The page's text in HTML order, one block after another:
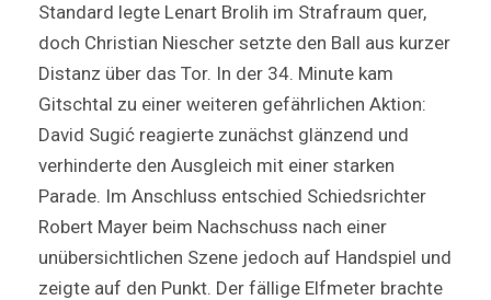
Standard legte Lenart Brolih im Strafraum quer,
doch Christian Niescher setzte den Ball aus kurzer
Distanz über das Tor. In der 34. Minute kam
Gitschtal zu einer weiteren gefährlichen Aktion:
David Sugić reagierte zunächst glänzend und
verhinderte den Ausgleich mit einer starken
Parade. Im Anschluss entschied Schiedsrichter
Robert Mayer beim Nachschuss nach einer
unübersichtlichen Szene jedoch auf Handspiel und
zeigte auf den Punkt. Der fällige Elfmeter brachte